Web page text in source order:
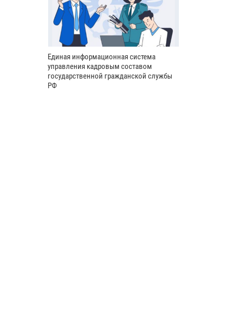
Единая информационная система
управления кадровым составом
государственной гражданской службы
РФ